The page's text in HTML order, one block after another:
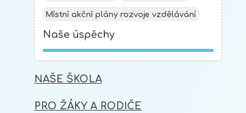
Místní akční plány rozvoje vzdělávání
Naše úspěchy
NAŠE ŠKOLA
PRO ŽÁKY A RODIČE